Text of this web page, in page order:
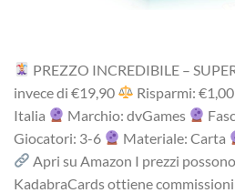
PREZZO INCREDIBILE –
i‎nv‎ec‎e ‎di‎ €19,90
R‎is‎pa‎rm‎i:
Italia
Marchio: dvGames
Giocatori: 3-6
Materiale: Carta
Apri su Amazon I prezzi
KadabraCards ottiene